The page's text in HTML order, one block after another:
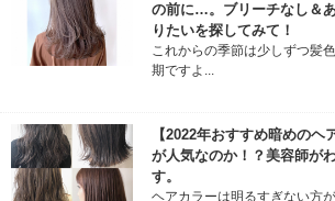
髪質改善 (5記事)
ヘアスタイリング (3記事)
パーマ (4記事)
の前に…。ブリーチなし＆
りたいを探してみて！
これからの季節は少しずつ髪
期ですよ...
【2022年おすすめ暗めの
が人気なのか！？美容師が
す。
ヘアカラーは明るすぎない方